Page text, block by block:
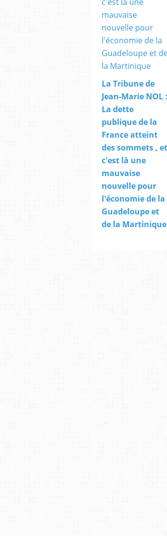
La Tribune de
Jean-Marie NOL :
La dette
publique de la
France atteint
des sommets , et
c'est là une
mauvaise
nouvelle pour
l'économie de la
Guadeloupe et
de la Martinique